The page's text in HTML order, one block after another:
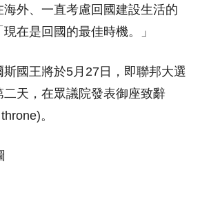
外、一直考慮回國建設生活的
在是回國的最佳時機。」
國王將於5月27日，即聯邦大選
天，在眾議院發表御座致辭
。